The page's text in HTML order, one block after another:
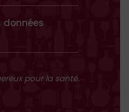
données
pour la santé.